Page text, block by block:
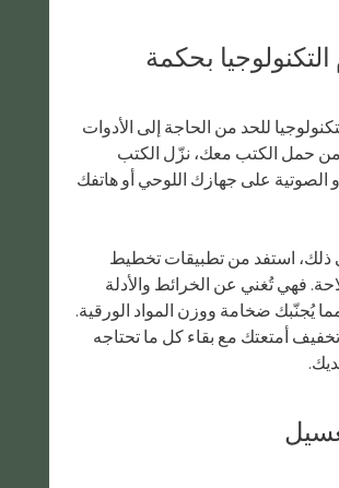
بحكمة
للحد من الحاجة إلى الأدوات
من حمل الكتب معك، نزّل الكتب
أو الصوتية على جهازك اللوحي أو هاتفك
ذلك، استفد من تطبيقات تخطيط
فهي تُغني عن الخرائط والأدلة
يُجنّبك ضخامة ووزن المواد الورقية.
تخفيف أمتعتك مع بقاء كل ما تحتاجه